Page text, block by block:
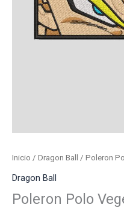
Inicio / Dragon Ball / Poleron
Dragon Ball
Poleron Polo